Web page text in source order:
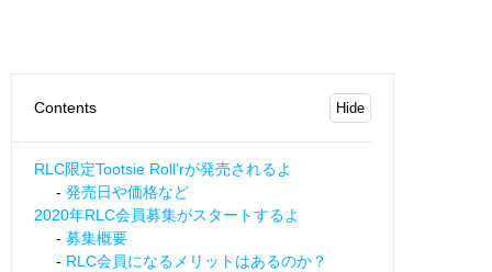
Contents
RLC限定Tootsie Roll’rが発売されるよ
発売日や価格など
2020年RLC会員募集がスタートするよ
募集概要
RLC会員になるメリットはあるのか？